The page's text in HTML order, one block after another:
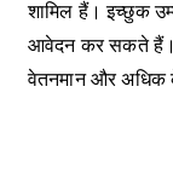
शामिल हैं। इच्छुक
आवेदन कर सकते हैं।
वेतनमान और अधिक